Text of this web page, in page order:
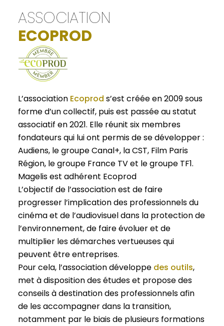
ASSOCIATION
ECOPROD
L’association Ecoprod s’est créée en 2009 sous
forme d’un collectif, puis est passée au statut
associatif en 2021. Elle réunit six membres
fondateurs qui lui ont permis de se développer :
Audiens, le groupe Canal+, la CST, Film Paris
Région, le groupe France TV et le groupe TF1.
Magelis est adhérent Ecoprod
L’objectif de l’association est de faire
progresser l’implication des professionnels du
cinéma et de l’audiovisuel dans la protection de
l’environnement, de faire évoluer et de
multiplier les démarches vertueuses qui
peuvent être entreprises.
Pour cela, l’association développe des outils,
met à disposition des études et propose des
conseils à destination des professionnels afin
de les accompagner dans la transition,
notamment par le biais de plusieurs formations